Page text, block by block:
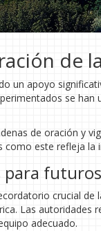
de
un apoyo
se
de oración y
este refleja la
para
crucial
Las
adecuado.